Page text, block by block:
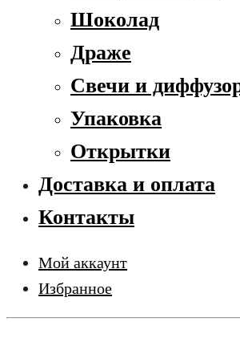
Шоколад
Драже
Свечи и
Упаковка
Открытки
Доставка и оплата
Контакты
Мой аккаунт
Избранное